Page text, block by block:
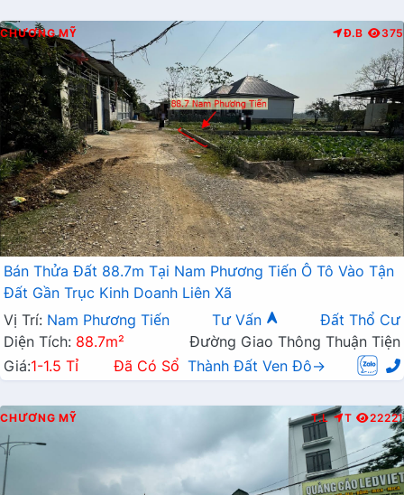
CHƯƠNG MỸ Đ.B 375
Bán Thửa Đất 88.7m Tại Nam Phương Tiến Ô Tô Vào Tận
Đất Gần Trục Kinh Doanh Liên Xã
Vị Trí: Nam Phương Tiến Tư Vấn
Đất Thổ Cư
Diện Tích: 88.7m²
Đường Giao Thông Thuận Tiện
Giá:1-1.5 Tỉ Đã Có Sổ Thành Đất Ven Đô→
CHƯƠNG MỸ T.L T 22221